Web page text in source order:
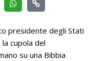
presidente degli Stati
cupola del
su una Bibbia